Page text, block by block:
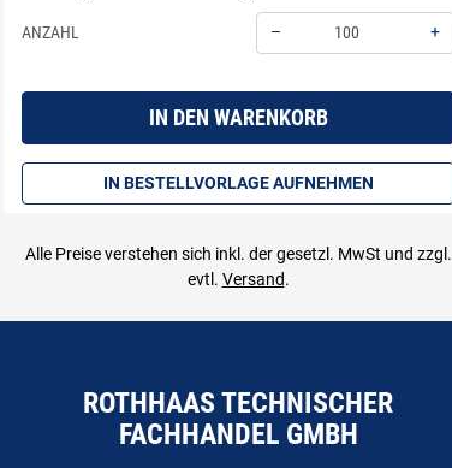
ANZAHL –
+
IN DEN WARENKORB
IN BESTELLVORLAGE AUFNEHMEN
Alle Preise verstehen sich inkl. der gesetzl. MwSt und zzgl.
evtl. Versand.
ROTHHAAS TECHNISCHER
FACHHANDEL GMBH